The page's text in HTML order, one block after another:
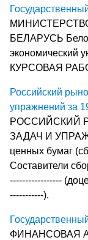
БЕЛАРУСЬ
экономический
КУРСОВАЯ
Российский
упражнений за
РОССИЙСКИЙ
ЗАДАЧ И
ценных бумаг
Составители
-----------------
-----------).
ФИНАНСОВАЯ